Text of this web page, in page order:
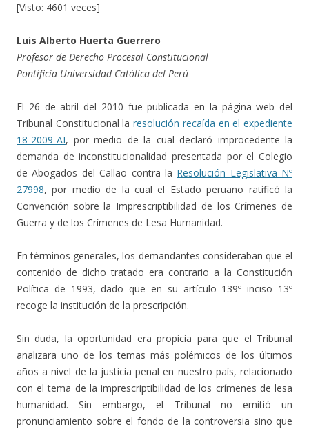
[Visto: 4601 veces]
Luis Alberto Huerta Guerrero
Profesor de Derecho Procesal Constitucional
Pontificia Universidad Católica del Perú
El 26 de abril del 2010 fue publicada en la página web del
Tribunal Constitucional laresolución recaída en el expediente
18-2009-AI, por medio de la cual declaró improcedente la
demanda de inconstitucionalidad presentada por el Colegio
de Abogados del Callao contra la Resolución Legislativa Nº
27998, por medio de la cual el Estado peruano ratificó la
Convención sobre la Imprescriptibilidad de los Crímenes de
Guerra y de los Crímenes de Lesa Humanidad.
En términos generales, los demandantes consideraban que el
contenido de dicho tratado era contrario a la Constitución
Política de 1993, dado que en su artículo 139º inciso 13º
recoge la institución de la prescripción.
Sin duda, la oportunidad era propicia para que el Tribunal
analizara uno de los temas más polémicos de los últimos
años a nivel de la justicia penal en nuestro país, relacionado
con el tema de la imprescriptibilidad de los crímenes de lesa
humanidad. Sin embargo, el Tribunal no emitió un
pronunciamiento sobre el fondo de la controversia sino que